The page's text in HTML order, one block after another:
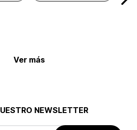
Ver más
NEWSLETTER